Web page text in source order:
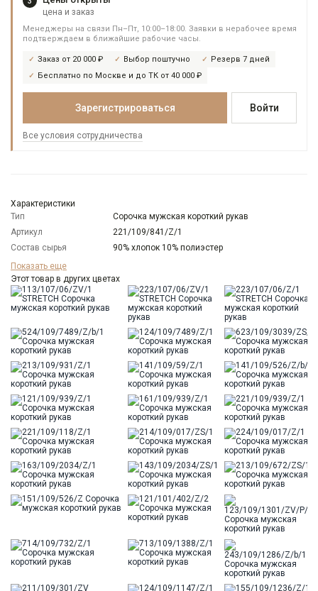
цена и заказ
Менеджеры на связи Пн–Пт, 10:00–18:00. Заявки в нерабочее время
подтверждаем в ближайшие рабочие часы.
Заказ от 20 000 ₽ Выбор поштучно
Резерв 7 дней
Бесплатно по Москве и до ТК от 40 000 ₽
Зарегистрироваться Войти
Все условия сотрудничества
Характеристики
Тип
Сорочка мужская короткий рукав
Артикул
221/109/841/Z/1
Состав сырья
90% хлопок 10% полиэстер
Бренд
Модель
Зауженная
Цвет
Голубой
Отделка
Сорочки: внутренняя стойка воротника из
ткани компаньона
Ворот
Французский маленький
Карман
отсутствует
Силуэт
Полуприталенный силуэт / Regular fit
Показать еще
Этот товар в других цветах